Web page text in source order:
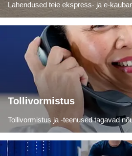
Lahendused teie ekspress- ja e-
Tollivormistus
Tollivormistus ja -teenused tagavad